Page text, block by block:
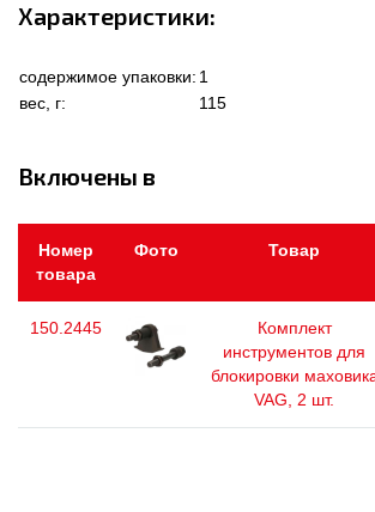
Характеристики:
содержимое упаковки: 1
вес, г:
115
Включены в
Номер
товара
Фото Товар
150.2445
Комплект
инструментов для
блокировки
VAG, 2 шт.